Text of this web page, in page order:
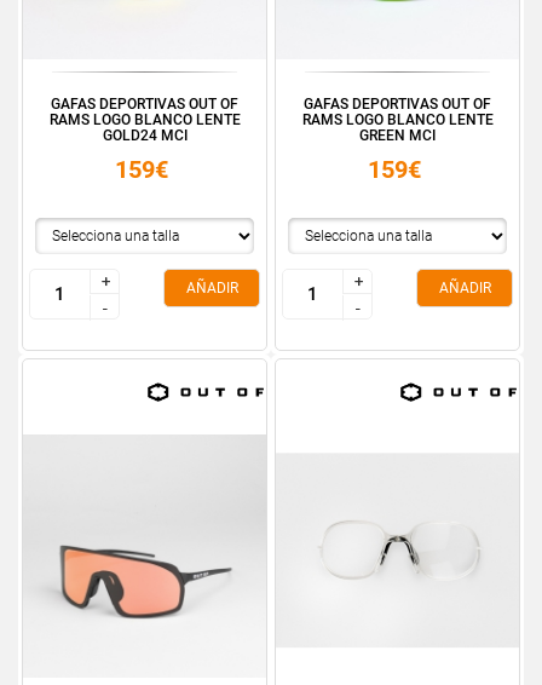
GAFAS DEPORTIVAS OUT OF
RAMS LOGO BLANCO LENTE
GOLD24 MCI
159€
+
-
+
-
AÑADIR
GAFAS DEPORTIVAS OUT OF
RAMS LOGO BLANCO LENTE
GREEN MCI
159€
+
-
+
-
AÑADIR